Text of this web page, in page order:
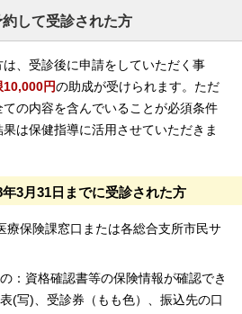
して受診された方
、受診後に申請をしていただく事
10,000 円の助成が受けられます。ただ
の内容を含んでいることが必須条件
は保健指導に活用させていただきま
3月31日までに受診された方
療保険課窓口または各総合支所市民サ
：資格確認書等の保険情報が確認でき
(写)、受診券（もも色）、振込先の口